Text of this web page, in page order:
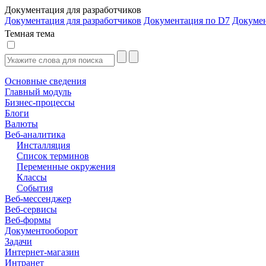
Документация для разработчиков
Документация для разработчиков Документация по D7
Темная тема
Основные сведения
Главный модуль
Бизнес-процессы
Блоги
Валюты
Веб-аналитика
Инсталляция
Список терминов
Переменные окружения
Классы
События
Веб-мессенджер
Веб-сервисы
Веб-формы
Документооборот
Задачи
Интернет-магазин
Интранет